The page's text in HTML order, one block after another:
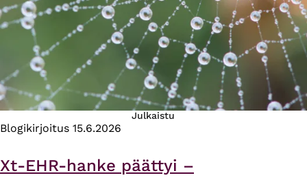
Julkaistu
Blogikirjoitus 15.6.2026
Xt-EHR-hanke päättyi –